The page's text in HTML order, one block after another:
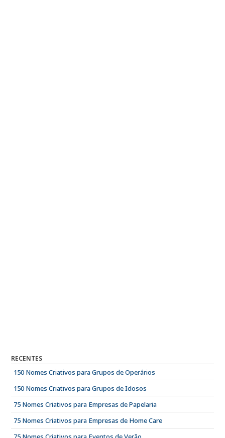
RECENTES
150 Nomes Criativos para Grupos de Operários
150 Nomes Criativos para Grupos de Idosos
75 Nomes Criativos para Empresas de Papelaria
75 Nomes Criativos para Empresas de Home Care